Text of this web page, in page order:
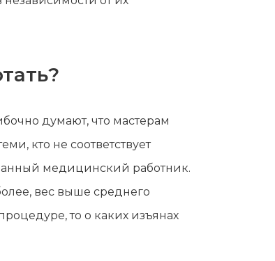
думают, что мастерам
кто не соответствует
медицинский работник.
вес выше среднего
то о каких изъянах